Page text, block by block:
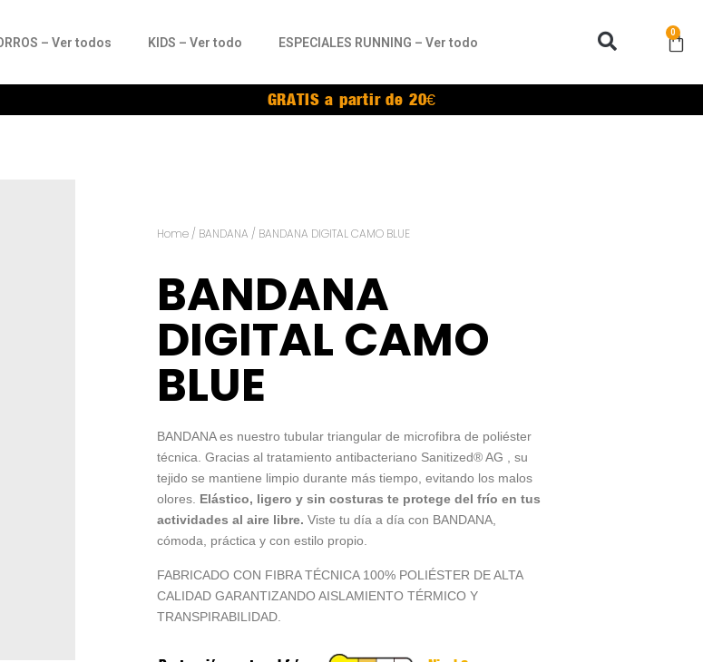
– Ver todos KIDS – Ver todo ESPECIALES RUNNING – Ver todo
0
GRATIS a partir de 20€
Home / BANDANA / BANDANA DIGITAL CAMO BLUE
BANDANA
DIGITAL CAMO
BLUE
BANDANA es nuestro tubular triangular de microfibra de poliéster
técnica. Gracias al tratamiento antibacteriano Sanitized® AG , su
tejido se mantiene limpio durante más tiempo, evitando los malos
olores. Elástico, ligero y sin costuras te protege del frío en tus
actividades al aire libre. Viste tu día a día con BANDANA,
cómoda, práctica y con estilo propio.
FABRICADO CON FIBRA TÉCNICA 100% POLIÉSTER DE ALTA
CALIDAD GARANTIZANDO AISLAMIENTO TÉRMICO Y
TRANSPIRABILIDAD.